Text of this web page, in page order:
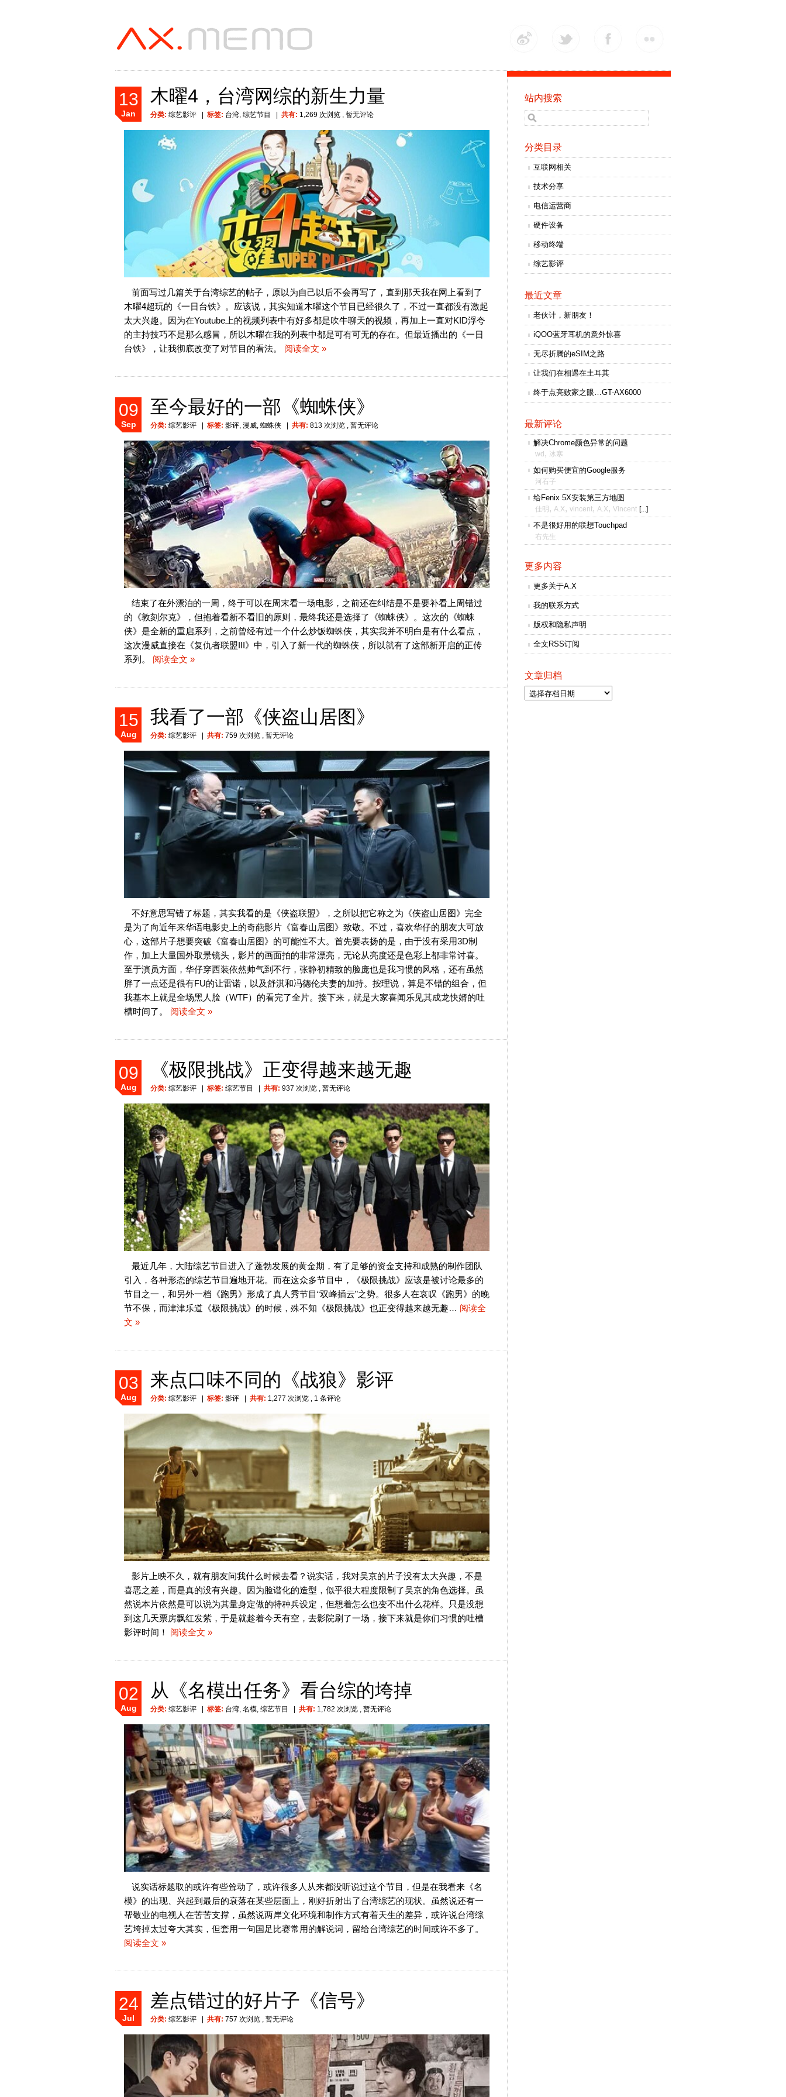
13
Jan
木曜4，台湾网综的新生力量
分类: 综艺影评 标签: 台湾, 综艺节目 共有: 1,269 次浏览 , 暂无评论
前面写过几篇关于台湾综艺的帖子，原以为自己以后不会再写了，直到那天我在网上看到了
木曜4超玩的《一日台铁》。应该说，其实知道木曜这个节目已经很久了，不过一直都没有激起
太大兴趣。因为在Youtube上的视频列表中有好多都是吹牛聊天的视频，再加上一直对KID浮夸
的主持技巧不是那么感冒，所以木曜在我的列表中都是可有可无的存在。但最近播出的《一日
台铁》，让我彻底改变了对节目的看法。 阅读全文 »
09
Sep
至今最好的一部《蜘蛛侠》
分类: 综艺影评 | 标签: 影评 漫威 蜘蛛侠 | 共有: 813 次浏览 , 暂无评论
结束了在外漂泊的一周，终于可以在周末看一场电影，之前还在纠结是不是要补看上周错过
的《敦刻尔克》，但抱着看新不看旧的原则，最终我还是选择了《蜘蛛侠》。这次的《蜘蛛
侠》是全新的重启系列，之前曾经有过一个什么炒饭蜘蛛侠，其实我并不明白是有什么看点，
这次漫威直接在《复仇者联盟III》中，引入了新一代的蜘蛛侠，所以就有了这部新开启的正传
系列。 阅读全文 »
15
Aug
我看了一部《侠盗山居图》
分类: 综艺影评 共有: 759 次浏览 , 暂无评论
不好意思写错了标题，其实我看的是《侠盗联盟》，之所以把它称之为《侠盗山居图》完全
是为了向近年来华语电影史上的奇葩影片《富春山居图》致敬。不过，喜欢华仔的朋友大可放
心，这部片子想要突破《富春山居图》的可能性不大。首先要表扬的是，由于没有采用3D制
作，加上大量国外取景镜头，影片的画面拍的非常漂亮，无论从亮度还是色彩上都非常讨喜。
至于演员方面，华仔穿西装依然帅气到不行，张静初精致的脸庞也是我习惯的风格，还有虽然
胖了一点还是很有FU的让雷诺，以及舒淇和冯德伦夫妻的加持。按理说，算是不错的组合，但
我基本上就是全场黑人脸（WTF）的看完了全片。接下来，就是大家喜闻乐见其成龙快婿的吐
槽时间了。 阅读全文 »
09
Aug
《极限挑战》正变得越来越无趣
分类: 综艺影评 | 标签: 综艺节目 | 共有: 937 次浏览 , 暂无评论
最近几年，大陆综艺节目进入了蓬勃发展的黄金期，有了足够的资金支持和成熟的制作团队
引入，各种形态的综艺节目遍地开花。而在这众多节目中，《极限挑战》应该是被讨论最多的
节目之一，和另外一档《跑男》形成了真人秀节目“双峰插云”之势。很多人在哀叹《跑男》的晚
节不保，而津津乐道《极限挑战》的时候，殊不知《极限挑战》也正变得越来越无趣… 阅读全
文 »
03
Aug
来点口味不同的《战狼》影评
分类: 综艺影评 标签: 影评 共有: 1,277 次浏览 , 1 条评论
影片上映不久，就有朋友问我什么时候去看？说实话，我对吴京的片子没有太大兴趣，不是
喜恶之差，而是真的没有兴趣。因为脸谱化的造型，似乎很大程度限制了吴京的角色选择。虽
然说本片依然是可以说为其量身定做的特种兵设定，但想着怎么也变不出什么花样。只是没想
到这几天票房飘红发紫，于是就趁着今天有空，去影院刷了一场，接下来就是你们习惯的吐槽
影评时间！ 阅读全文 »
02
Aug
从《名模出任务》看台综的垮掉
分类: 综艺影评 | 标签: 台湾 名模 综艺节目 | 共有: 1,782 次浏览 , 暂无评论
说实话标题取的或许有些耸动了，或许很多人从来都没听说过这个节目，但是在我看来《名
模》的出现、兴起到最后的衰落在某些层面上，刚好折射出了台湾综艺的现状。虽然说还有一
帮敬业的电视人在苦苦支撑，虽然说两岸文化环境和制作方式有着天生的差异，或许说台湾综
艺垮掉太过夸大其实，但套用一句国足比赛常用的解说词，留给台湾综艺的时间或许不多了。
阅读全文 »
24
Jul
差点错过的好片子《信号》
分类: 综艺影评 共有: 757 次浏览 , 暂无评论
站内搜索
分类目录
互联网相关
技术分享
电信运营商
硬件设备
移动终端
综艺影评
最近文章
老伙计，新朋友！
iQOO蓝牙耳机的意外惊喜
无尽折腾的eSIM之路
让我们在相遇在土耳其
终于点亮败家之眼…GT-AX6000
最新评论
解决Chrome颜色异常的问题
wd , 冰寒
如何购买便宜的Google服务
河石子
给Fenix 5X安装第三方地图
佳明 , A.X, vincent, A.X, Vincent [...]
不是很好用的联想Touchpad
右先生
更多内容
更多关于A.X
我的联系方式
版权和隐私声明
全文RSS订阅
文章归档